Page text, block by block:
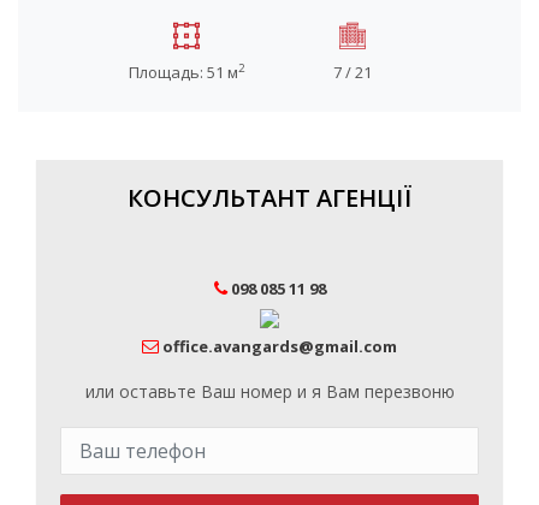
Площадь: 51 м2 7 / 21
КОНСУЛЬТАНТ АГЕНЦІЇ
098 085 11 98
office.avangards@gmail.com
или оставьте Ваш номер и я Вам перезвоню